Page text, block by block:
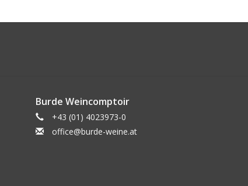
Burde Weincomptoir
+43 (01) 4023973-0
office@burde-weine.at